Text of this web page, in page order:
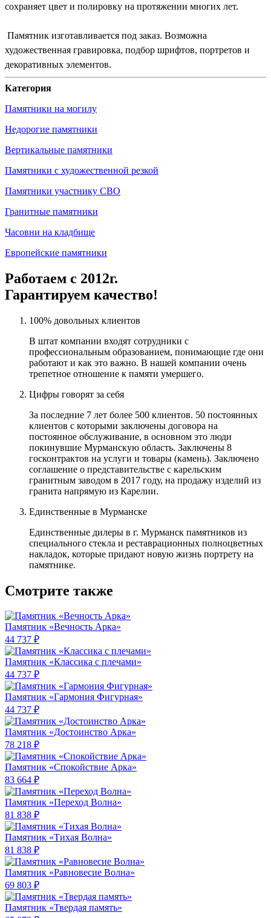
сохраняет цвет и полировку на протяжении многих лет.
Памятник изготавливается под заказ. Возможна
художественная гравировка, подбор шрифтов, портретов и
декоративных элементов.
Категория
Памятники на могилу
Недорогие памятники
Вертикальные памятники
Памятники с художественной резкой
Памятники участнику СВО
Гранитные памятники
Часовни на кладбище
Европейские памятники
Работаем с 2012г.
Гарантируем качество!
100% довольных клиентов
В штат компании входят сотрудники с
профессиональным образованием, понимающие где они
работают и как это важно. В нашей компании очень
трепетное отношение к памяти умершего.
Цифры говорят за себя
За последние 7 лет более 500 клиентов. 50 постоянных
клиентов с которыми заключены договора на
постоянное обслуживание, в основном это люди
покинувшие Мурманскую область. Заключены 8
госконтрактов на услуги и товары (камень). Заключено
соглашение о представительстве с карельским
гранитным заводом в 2017 году, на продажу изделий из
гранита напрямую из Карелии.
Единственные в Мурманске
Единственные дилеры в г. Мурманск памятников из
специального стекла и реставрационных полноцветных
накладок, которые придают новую жизнь портрету на
памятнике.
Смотрите также
Памятник «Вечность Арка»
44 737 ₽
Памятник «Классика c плечами»
44 737 ₽
Памятник «Гармония Фигурная»
44 737 ₽
Памятник «Достоинство Арка»
78 218 ₽
Памятник «Спокойствие Арка»
83 664 ₽
Памятник «Переход Волна»
81 838 ₽
Памятник «Тихая Волна»
81 838 ₽
Памятник «Равновесие Волна»
69 803 ₽
Памятник «Твердая память»